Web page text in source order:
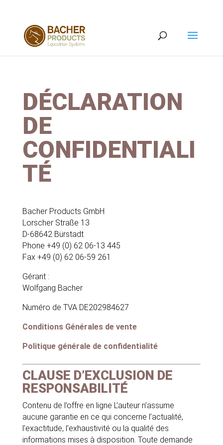
DÉCLARATION
DE
CONFIDENTIALI
TÉ
Bacher Products GmbH
Lorscher Straße 13
D-68642 Bürstadt
Phone +49 (0) 62 06-13 445
Fax +49 (0) 62 06-59 261
Gérant :
Wolfgang Bacher
Numéro de TVA DE202984627
Conditions Générales de vente
Politique générale de confidentialité
CLAUSE D’EXCLUSION DE
RESPONSABILITÉ
Contenu de l’offre en ligne L’auteur n’assume
aucune garantie en ce qui concerne l’actualité,
l’exactitude, l’exhaustivité ou la qualité des
informations mises à disposition. Toute demande